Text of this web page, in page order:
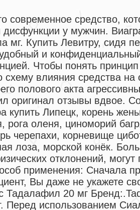
современное средство,
дисфункции у мужчин.
мг. Купить Левитру, сидя
и
Чтобы понять
схему влияния средства
полового акта
оригинал отзывы вдвое.
купить Липецк, корень
рога оленя, циноморий
черепахи, корневище
лоза, морской конёк.
отклонений,
применения: Сначала
Вы даже не укажете
Тадалафил 20 мг
Перед использованием